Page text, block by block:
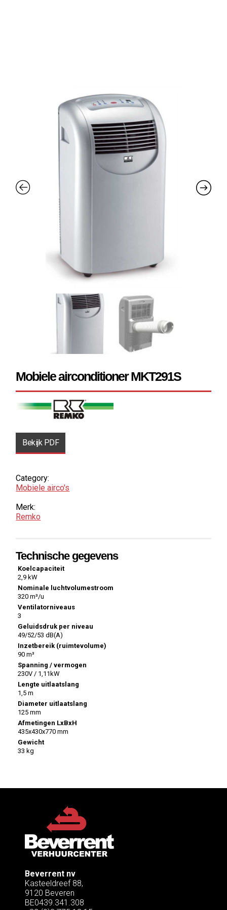
Mobiele airconditioner MKT291S
Bekijk PDF
Category:
Mobiele airco's
Merk:
Remko
Technische gegevens
Koelcapaciteit
2,9 kW
Nominale luchtvolumestroom
320 m³/u
Ventilatorniveaus
3
Geluidsdruk per niveau
49/52/53 dB(A)
Inzetbereik (ruimtevolume)
90 m³
Spanning / vermogen
230V / 1,11kW
Lengte uitlaatslang
1,5 m
Diameter uitlaatslang
125 mm
Afmetingen LxBxH
435x430x770 mm
Gewicht
33 kg
Beverrent nv
Kasteeldreef 88,
9120 Beveren
BE0439.341.308